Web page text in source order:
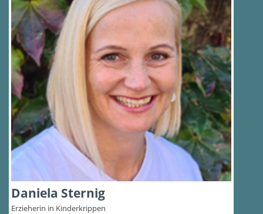
Daniela Sternig
Erzieherin in Kinderkrippen